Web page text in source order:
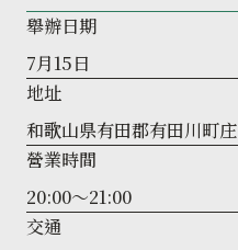
舉辦日期
7月15日
地址
和歌山県有田郡有田川町庄
營業時間
20:00～21:00
交通